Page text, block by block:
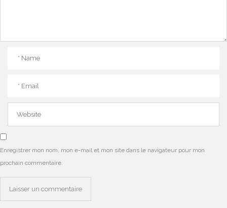
Enregistrer mon nom, mon e-mail et mon site dans le navigateur pour mon
prochain commentaire.